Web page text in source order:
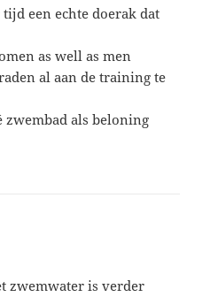
een echte doerak dat
as well as men
al aan de training te
als beloning
zwemwater is verder